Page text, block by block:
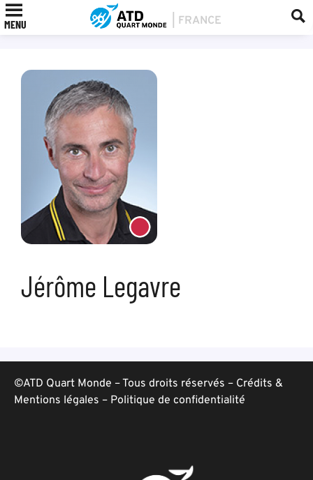
MENU
Jérôme Legavre
©ATD Quart Monde – Tous droits réservés – Crédits &
Mentions légales – Politique de confidentialité